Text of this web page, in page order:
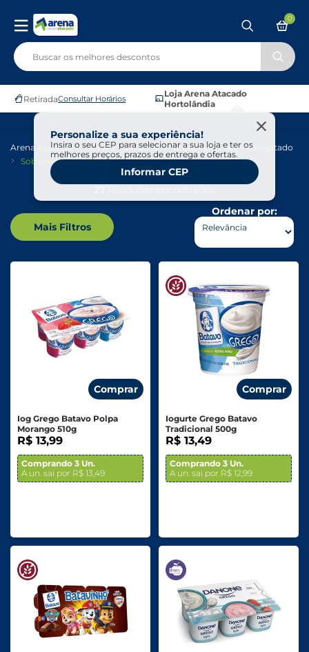
RetiradaConsultar Horários
Loja Arena Atacado
Hortolândia
Personalize a sua experiência!
Insira o seu CEP para selecionar a sua loja e ter os
melhores preços, prazos de entrega e ofertas.
Informar CEP
0
Arena Atacado Frios E Laticínios
Iogurtes E Leite Fermentado
Sobremesas E Gregos
Mais Filtros
Ordenar por:
Comprar
Iog Grego Batavo Polpa
Morango 510g
R$ 13,99
Comprando 3 Un.
A un. sai por R$ 13,49
Comprar
Iogurte Grego Batavo
Tradicional 500g
R$ 13,49
Comprando 3 Un.
A un. sai por R$ 12,99